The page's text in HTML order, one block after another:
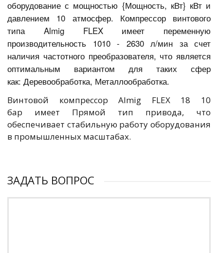
оборудование с мощностью {Мощность, кВт} кВт и
давлением 10 атмосфер. Компрессор винтового
типа Almig FLEX имеет переменную
производительность 1010 - 2630 л/мин за счет
наличия частотного преобразователя, что является
оптимальным вариантом для таких сфер
как: Деревообработка, Металлообработка.
Винтовой компрессор Almig FLEX 18 10
бар имеет Прямой тип привода, что
обеспечивает стабильную работу оборудования
в промышленных масштабах.
ЗАДАТЬ ВОПРОС